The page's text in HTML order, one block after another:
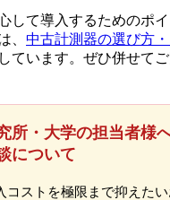
して導入するためのポ
、 中古計測器の選び方
ています。ぜひ併せてご
所・大学の担当者様
について
コストを極限まで抑えたい